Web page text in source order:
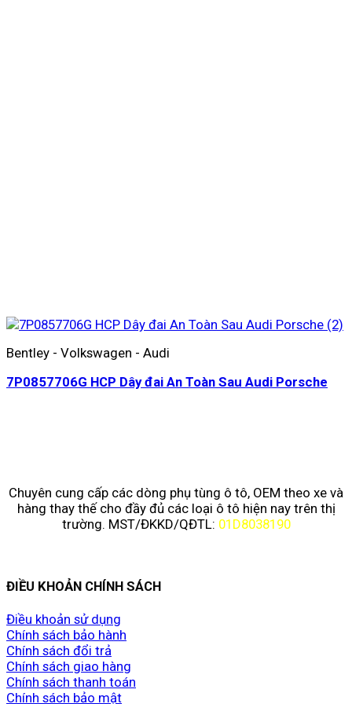
Bentley - Volkswagen - Audi
7P0857706G HCP Dây đai An Toàn Sau Audi Porsche
Chuyên cung cấp các dòng phụ tùng ô tô, OEM theo xe và
hàng thay thế cho đầy đủ các loại ô tô hiện nay trên thị
trường. MST/ĐKKD/QĐTL: 01D8038190
ĐIỀU KHOẢN CHÍNH SÁCH
Điều khoản sử dụng
Chính sách bảo hành
Chính sách đổi trả
Chính sách giao hàng
Chính sách thanh toán
Chính sách bảo mật